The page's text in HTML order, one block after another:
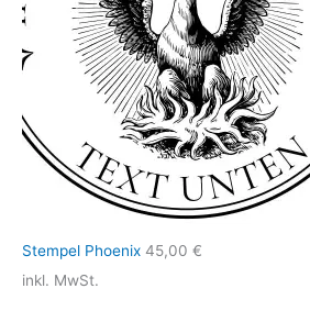
Stempel Phoenix 45,00 €
inkl. MwSt.